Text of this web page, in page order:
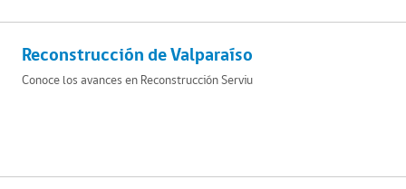
Reconstrucción de Valparaíso
Conoce los avances en Reconstrucción Serviu